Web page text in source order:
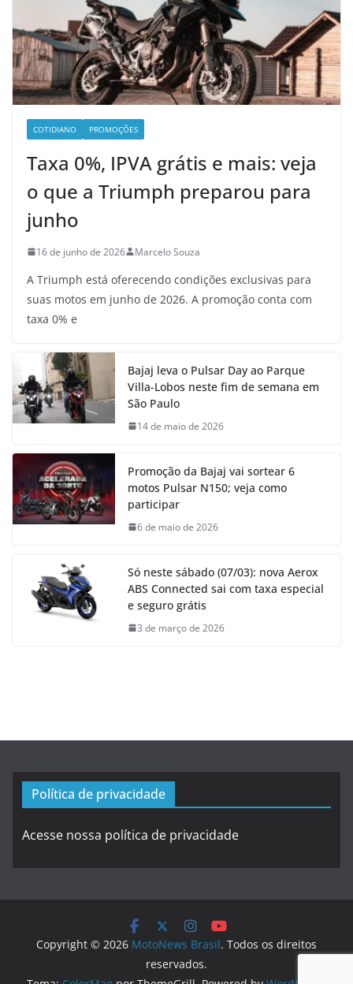
COTIDIANO PROMOÇÕES
Taxa 0%, IPVA grátis e mais: veja
o que a Triumph preparou para
junho
16 de junho de 2026 Marcelo Souza
A Triumph está oferecendo condições exclusivas para
suas motos em junho de 2026. A promoção conta com
taxa 0% e
Bajaj leva o Pulsar Day ao Parque
Villa-Lobos neste fim de semana em
São Paulo
14 de maio de 2026
Promoção da Bajaj vai sortear 6
motos Pulsar N150; veja como
participar
6 de maio de 2026
Só neste sábado (07/03): nova Aerox
ABS Connected sai com taxa especial
e seguro grátis
3 de março de 2026
Política de privacidade
Acesse nossa política de privacidade
Copyright © 2026 MotoNews Brasil. Todos os direitos
reservados.